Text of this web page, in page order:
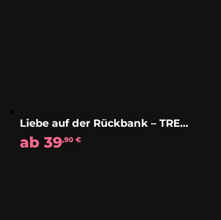
Liebe auf der Rückbank – TREAM
ab39,90€